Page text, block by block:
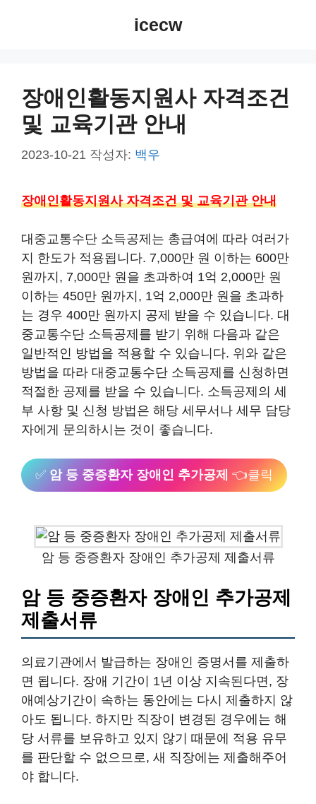
icecw
장애인활동지원사 자격조건
및 교육기관 안내
2023-10-21 작성자: 백우
장애인활동지원사 자격조건 및 교육기관 안내
대중교통수단 소득공제는 총급여에 따라 여러가
지 한도가 적용됩니다. 7,000만 원 이하는 600만
원까지, 7,000만 원을 초과하여 1억 2,000만 원
이하는 450만 원까지, 1억 2,000만 원을 초과하
는 경우 400만 원까지 공제 받을 수 있습니다. 대
중교통수단 소득공제를 받기 위해 다음과 같은
일반적인 방법을 적용할 수 있습니다. 위와 같은
방법을 따라 대중교통수단 소득공제를 신청하면
적절한 공제를 받을 수 있습니다. 소득공제의 세
부 사항 및 신청 방법은 해당 세무서나 세무 담당
자에게 문의하시는 것이 좋습니다.
✅ 암 등 중증환자 장애인 추가공제 👈클릭
암 등 중증환자 장애인 추가공제 제출서류
암 등 중증환자 장애인 추가공제
제출서류
의료기관에서 발급하는 장애인 증명서를 제출하
면 됩니다. 장애 기간이 1년 이상 지속된다면, 장
애예상기간이 속하는 동안에는 다시 제출하지 않
아도 됩니다. 하지만 직장이 변경된 경우에는 해
당 서류를 보유하고 있지 않기 때문에 적용 유무
를 판단할 수 없으므로, 새 직장에는 제출해주어
야 합니다.